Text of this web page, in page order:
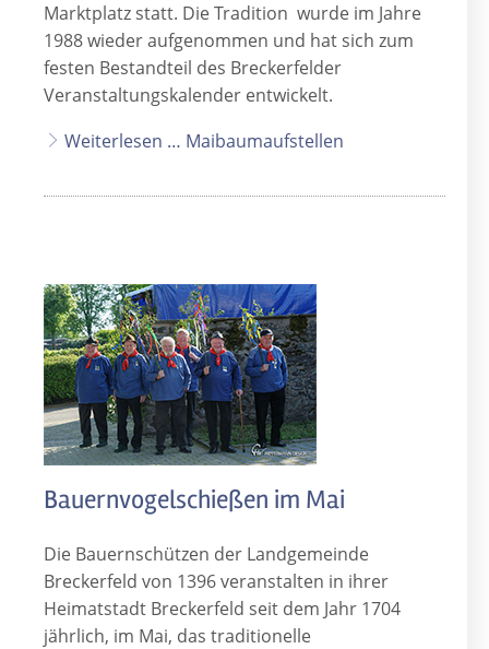
Marktplatz statt. Die Tradition wurde im Jahre
1988 wieder aufgenommen und hat sich zum
festen Bestandteil des Breckerfelder
Veranstaltungskalender entwickelt.
Weiterlesen … Maibaumaufstellen
Bauernvogelschießen im Mai
Die Bauernschützen der Landgemeinde
Breckerfeld von 1396 veranstalten in ihrer
Heimatstadt Breckerfeld seit dem Jahr 1704
jährlich, im Mai, das traditionelle